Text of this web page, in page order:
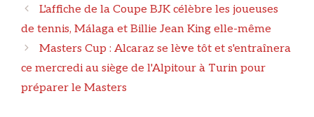
Navigation
des
articles
L'affiche de la Coupe BJK célèbre les joueuses
de tennis, Málaga et Billie Jean King elle-même
Masters Cup : Alcaraz se lève tôt et s'entraînera
ce mercredi au siège de l'Alpitour à Turin pour
préparer le Masters